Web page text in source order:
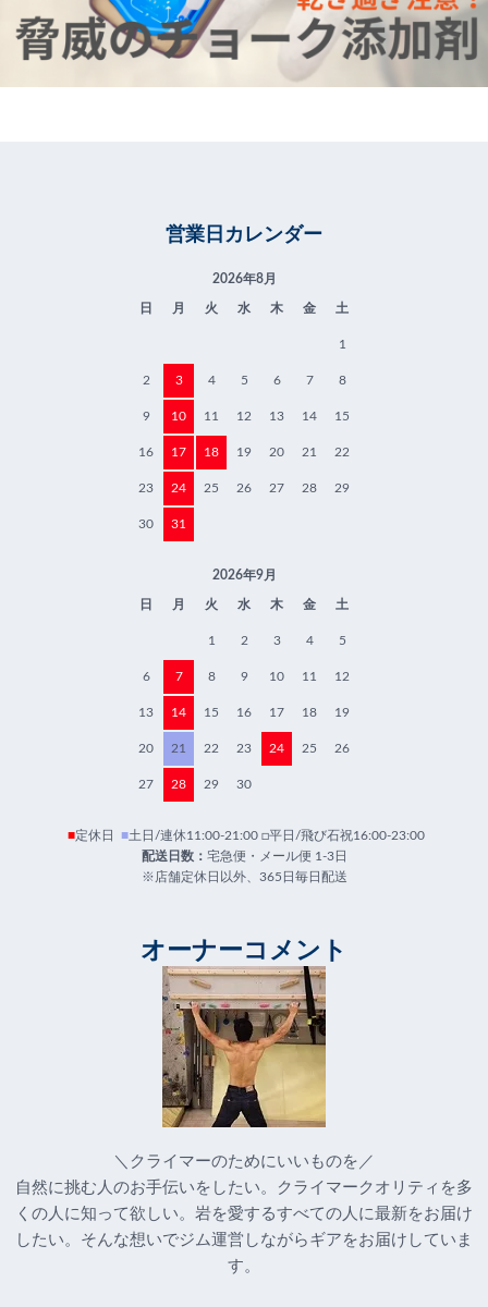
営業日カレンダー
2026年8月
日 月 火 水 木 金 土
1
2 3 4 5 6 7 8
9 10 11 12 13 14 15
16 17 18 19 20 21 22
23 24 25 26 27 28 29
30 31
2026年9月
日 月 火 水 木 金 土
1 2 3 4 5
6 7 8 9 10 11 12
13 14 15 16 17 18 19
20 21 22 23 24 25 26
27 28 29 30
■定休日 ■土日/連休11:00-21:00 □平日/飛び石祝16:00-23:00
配送日数： 宅急便・メール便 1-3日
※店舗定休日以外、365日毎日配送
オーナーコメント
＼クライマーのためにいいものを／
自然に挑む人のお手伝いをしたい。クライマークオリティを多
くの人に知って欲しい。岩を愛するすべての人に最新をお届け
したい。そんな想いでジム運営しながらギアをお届けしていま
す。